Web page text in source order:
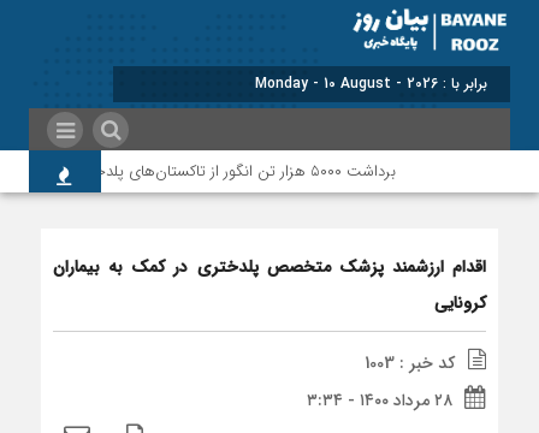
برابر با : Monday - 10 August - 2026
برداشت ۵۰۰۰ هزار تن انگور از تاکستان‌های پلدختر و معمولان
اقدام ارزشمند پزشک متخصص پلدختری در کمک به بیماران
کرونایی
کد خبر : 1003
۲۸ مرداد ۱۴۰۰ - ۳:۳۴